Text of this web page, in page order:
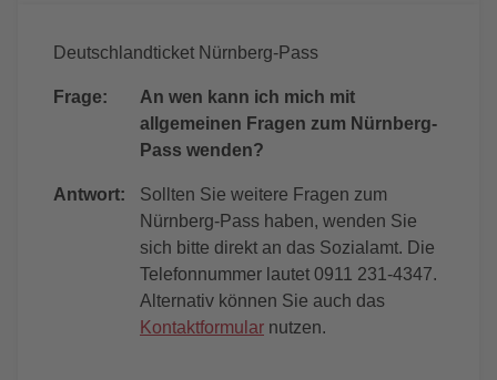
Deutschlandticket Nürnberg-Pass
Frage:
An wen kann ich mich mit
allgemeinen Fragen zum Nürnberg-
Pass wenden?
Antwort:
Sollten Sie weitere Fragen zum
Nürnberg-Pass haben, wenden Sie
sich bitte direkt an das Sozialamt. Die
Telefonnummer lautet 0911 231-4347.
Alternativ können Sie auch das
Kontaktformular nutzen.